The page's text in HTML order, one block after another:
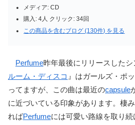
メディア: CD
購入 : 4人 クリック : 34回
この商品を含むブログ (130件) を見る
Perfume昨年最後にリリースした
ルーム・ディスコ 』はガールズ・ポ
ってますが、この曲は最近のcapsule
に近づいている印象があります。棲
ればPerfumeには可愛い路線を取り続